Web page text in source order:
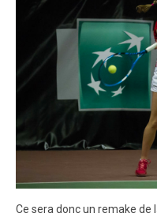
Ce sera donc un remake de